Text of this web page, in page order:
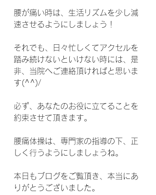
腰が痛い時は、生活リズムを少し減
速させるようにしましょう！
それでも、日々忙しくてアクセルを
踏み続けないといけない時には、是
非、当院へご連絡頂ければと思いま
す(^^)/
必ず、あなたのお役に立てることを
約束させて頂きます。
腰痛体操は、専門家の指導の下、正
しく行うようにしましょうね。
本日もブログをご覧頂き、本当にあ
りがとうございました。